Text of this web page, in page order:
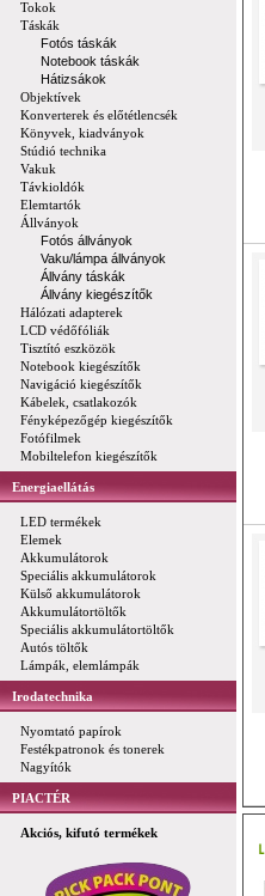
Tokok
Táskák
Fotós táskák
Notebook táskák
Hátizsákok
Objektívek
Konverterek és előtétlencsék
Könyvek, kiadványok
Stúdió technika
Vakuk
Távkioldók
Elemtartók
Állványok
Fotós állványok
Vaku/lámpa állványok
Állvány táskák
Állvány kiegészítők
Hálózati adapterek
LCD védőfóliák
Tisztító eszközök
Notebook kiegészítők
Navigáció kiegészítők
Kábelek, csatlakozók
Fényképezőgép kiegészítők
Fotófilmek
Mobiltelefon kiegészítők
Energiaellátás
LED termékek
Elemek
Akkumulátorok
Speciális akkumulátorok
Külső akkumulátorok
Akkumulátortöltők
Speciális akkumulátortöltők
Autós töltők
Lámpák, elemlámpák
Irodatechnika
Nyomtató papírok
Festékpatronok és tonerek
Nagyítók
PIACTÉR
Akciós, kifutó termékek